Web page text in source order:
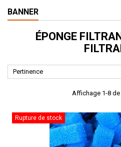
BANNER
ÉPONGE
Pertinence
Affichage 1-8
Rupture de stock